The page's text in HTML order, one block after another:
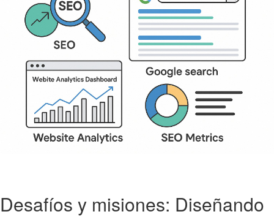
Desafíos y misiones: Diseñando